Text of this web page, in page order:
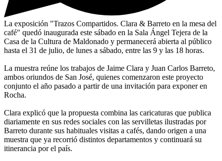
La exposición "Trazos Compartidos. Clara & Barreto en la mesa del
café" quedó inaugurada este sábado en la Sala Ángel Tejera de la
Casa de la Cultura de Maldonado y permanecerá abierta al público
hasta el 31 de julio, de lunes a sábado, entre las 9 y las 18 horas.
La muestra reúne los trabajos de Jaime Clara y Juan Carlos Barreto,
ambos oriundos de San José, quienes comenzaron este proyecto
conjunto el año pasado a partir de una invitación para exponer en
Rocha.
Clara explicó que la propuesta combina las caricaturas que publica
diariamente en sus redes sociales con las servilletas ilustradas por
Barreto durante sus habituales visitas a cafés, dando origen a una
muestra que ya recorrió distintos departamentos y continuará su
itinerancia por el país.